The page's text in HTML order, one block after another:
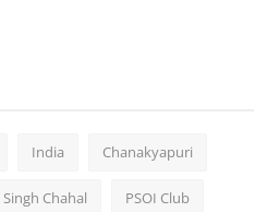
India Chanakyapuri
Chahal PSOI Club